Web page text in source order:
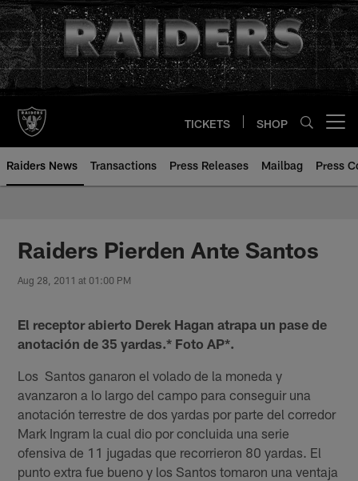
Skip
to
main
content
TICKETS SHOP
Raiders News Transactions Press Releases Mailbag Press
Raiders Pierden Ante Santos
Aug 28, 2011 at 01:00 PM
El receptor abierto Derek Hagan atrapa un pase de
anotación de 35 yardas.* Foto AP*.
Los Santos ganaron el volado de la moneda y
avanzaron a lo largo del campo para conseguir una
anotación terrestre de dos yardas por parte del corredor
Mark Ingram la cual dio por concluida una serie
ofensiva de 11 jugadas que recorrieron 80 yardas. El
punto extra fue bueno y los Santos tomaron una ventaja